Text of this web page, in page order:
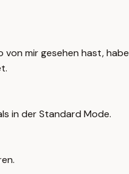
von mir gesehen hast, habe
in der Standard Mode.